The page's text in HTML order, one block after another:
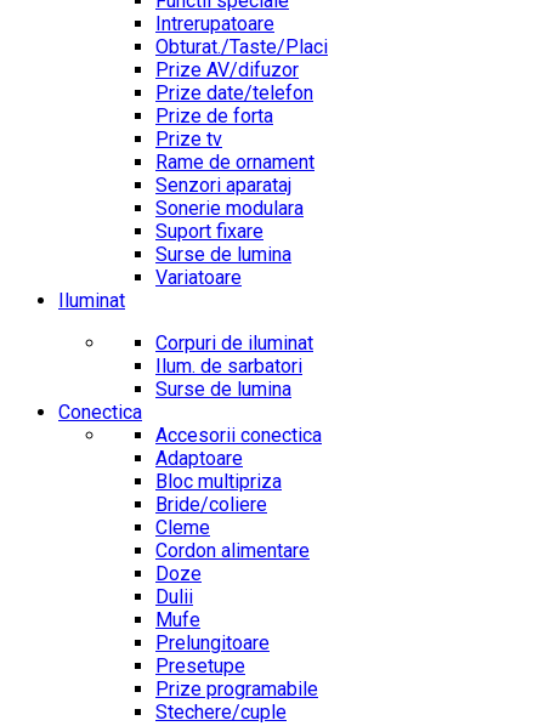
Intrerupatoare
Obturat./Taste/Placi
Prize AV/difuzor
Prize date/telefon
Prize de forta
Prize tv
Rame de ornament
Senzori aparataj
Sonerie modulara
Suport fixare
Surse de lumina
Variatoare
Iluminat
Corpuri de iluminat
Ilum. de sarbatori
Surse de lumina
Conectica
Accesorii conectica
Adaptoare
Bloc multipriza
Bride/coliere
Cleme
Cordon alimentare
Doze
Dulii
Mufe
Prelungitoare
Presetupe
Prize programabile
Stechere/cuple